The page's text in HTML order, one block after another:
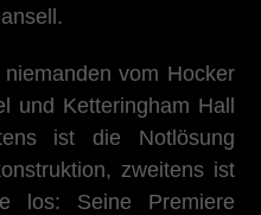
vom Hocker
und Ketteringham Hall
ist die Notlösung
zweitens ist
los: Seine Premiere